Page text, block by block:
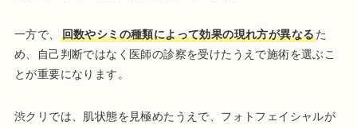
一方で、 回数やシミの種類によって効果の現れ方が異なるた
め、自己判断ではなく医師の診察を受けたうえで施術を選ぶこ
とが重要になります。
渋クリでは、肌状態を見極めたうえで、フォトフェイシャルが